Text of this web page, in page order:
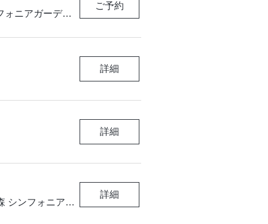
アルソア女神の森 シンフォニアガーデン（旧：セントラルガーデン）
ご予約
詳細
詳細
アルソア女神の森 シンフォニアガーデン（旧：セントラルガーデン）
詳細